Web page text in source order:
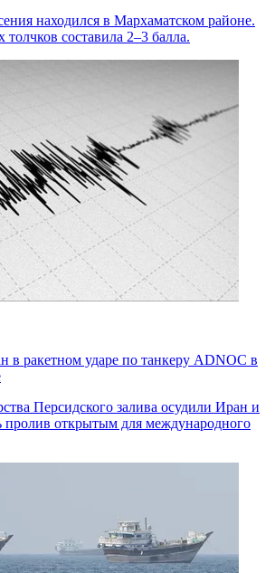
находился в Мархаматском районе.
составила 2–3 балла.
ракетном ударе по танкеру ADNOC в
Персидского залива осудили Иран и
пролив открытым для международного